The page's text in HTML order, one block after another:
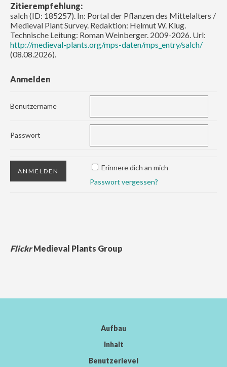
Zitierempfehlung:
salch (ID: 185257). In: Portal der Pflanzen des Mittelalters /
Medieval Plant Survey. Redaktion: Helmut W. Klug.
Technische Leitung: Roman Weinberger. 2009-2026. Url:
http://medieval-plants.org/mps-daten/mps_entry/salch/
(08.08.2026).
Anmelden
Benutzername
Passwort
Erinnere dich an mich
Passwort vergessen?
FlickrMedieval Plants Group
Aufbau
Inhalt
Benutzerlevel